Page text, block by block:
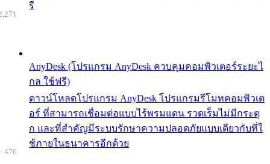
รี
AnyDesk (โปรแกรม AnyDesk ควบคุมคอมพิวเตอร์ระยะไ
กล ใช้ฟรี)
ดาวน์โหลดโปรแกรม AnyDesk โปรแกรมรีโมทคอมพิวเต
อร์ ที่สามารถเชื่อมต่อแบบไร้พรมแดน รวดเร็มไม่มีกระตุ
ก และที่สำคัญมีระบบรักษาความปลอดภัยแบบเดียวกับที่ใ
ช้ภายในธนาคารอีกด้วย
476